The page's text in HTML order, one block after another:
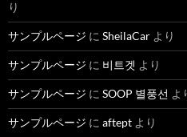
り
サンプルページ に SheilaCar より
サンプルページ に 비트겟 より
サンプルページ に SOOP 별풍선 よ
サンプルページ に aftept より